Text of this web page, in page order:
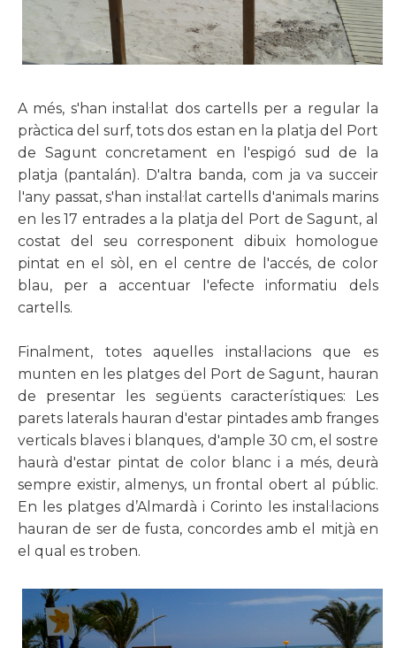
A més, s'han instal·lat dos cartells per a regular la
pràctica del surf, tots dos estan en la platja del Port
de Sagunt concretament en l'espigó sud de la
platja (pantalán). D'altra banda, com ja va succeir
l'any passat, s'han instal·lat cartells d'animals marins
en les 17 entrades a la platja del Port de Sagunt, al
costat del seu corresponent dibuix homologue
pintat en el sòl, en el centre de l'accés, de color
blau, per a accentuar l'efecte informatiu dels
cartells.
Finalment, totes aquelles instal·lacions que es
munten en les platges del Port de Sagunt, hauran
de presentar les següents característiques: Les
parets laterals hauran d'estar pintades amb franges
verticals blaves i blanques, d'ample 30 cm, el sostre
haurà d'estar pintat de color blanc i a més, deurà
sempre existir, almenys, un frontal obert al públic.
En les platges d’Almardà i Corinto les instal·lacions
hauran de ser de fusta, concordes amb el mitjà en
el qual es troben.